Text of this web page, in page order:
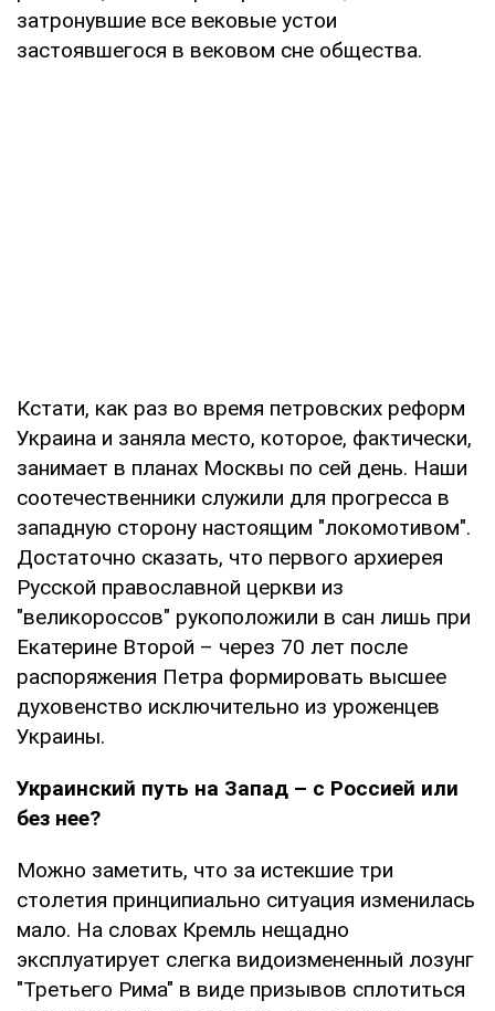
затронувшие все вековые устои
застоявшегося в вековом сне общества.
Кстати, как раз во время петровских реформ
Украина и заняла место, которое, фактически,
занимает в планах Москвы по сей день. Наши
соотечественники служили для прогресса в
западную сторону настоящим "локомотивом".
Достаточно сказать, что первого архиерея
Русской православной церкви из
"великороссов" рукоположили в сан лишь при
Екатерине Второй – через 70 лет после
распоряжения Петра формировать высшее
духовенство исключительно из уроженцев
Украины.
Украинский путь на Запад – с Россией или
без нее?
Можно заметить, что за истекшие три
столетия принципиально ситуация изменилась
мало. На словах Кремль нещадно
эксплуатирует слегка видоизмененный лозунг
"Третьего Рима" в виде призывов сплотиться